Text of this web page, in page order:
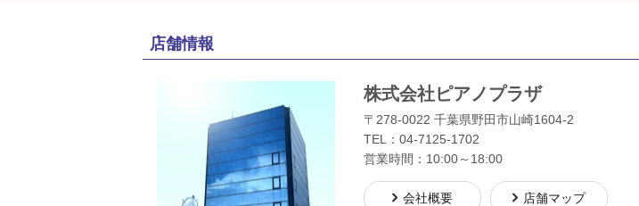
店舗情報
株式会社ピアノプラザ
〒278-0022 千葉県野田市山崎1604-2
TEL： 04-7125-1702
営業時間：10:00～18:00
会社概要 店舗マップ